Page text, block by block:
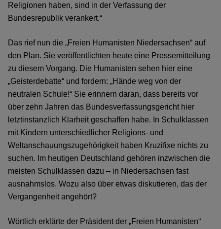
Religionen haben, sind in der Verfassung der
Bundesrepublik verankert.“
Das rief nun die „Freien Humanisten Niedersachsen“ auf
den Plan. Sie veröffentlichten heute eine Pressemitteilung
zu diesem Vorgang. Die Humanisten sehen hier eine
„Geisterdebatte“ und fordern: „Hände weg von der
neutralen Schule!“ Sie erinnern daran, dass bereits vor
über zehn Jahren das Bundesverfassungsgericht hier
letztinstanzlich Klarheit geschaffen habe. In Schulklassen
mit Kindern unterschiedlicher Religions- und
Weltanschauungszugehörigkeit haben Kruzifixe nichts zu
suchen. Im heutigen Deutschland gehören inzwischen die
meisten Schulklassen dazu – in Niedersachsen fast
ausnahmslos. Wozu also über etwas diskutieren, das der
Vergangenheit angehört?
Wörtlich erklärte der Präsident der „Freien Humanisten“